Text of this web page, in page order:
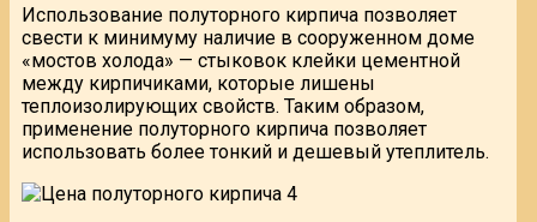
Использование полуторного кирпича позволяет
свести к минимуму наличие в сооруженном доме
«мостов холода» — стыковок клейки цементной
между кирпичиками, которые лишены
теплоизолирующих свойств. Таким образом,
применение полуторного кирпича позволяет
использовать более тонкий и дешевый утеплитель.